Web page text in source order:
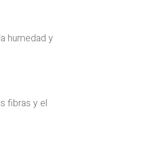
humedad y
fibras y el